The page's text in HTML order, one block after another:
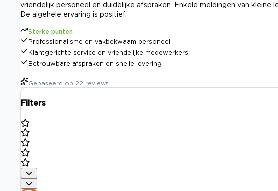
vriendelijk personeel en duidelijke afspraken. Enkele meldingen van kleine
De algehele ervaring is positief.
Sterke punten
Professionalisme en vakbekwaam personeel
Klantgerichte service en vriendelijke medewerkers
Betrouwbare afspraken en snelle levering
Gebaseerd op 22 reviews
Filters